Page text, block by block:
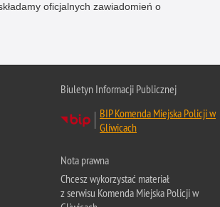
oficjalnych zawiadomień o
Biuletyn Informacji Publicznej
BIP Komenda Miejska Policji w
Gliwicach
Nota prawna
Chcesz wykorzystać materiał
z serwisu Komenda Miejska Policji w